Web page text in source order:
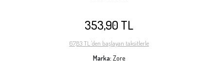
353,90 TL
67,83 TL 'den başlayan taksitlerle
Marka: Zore